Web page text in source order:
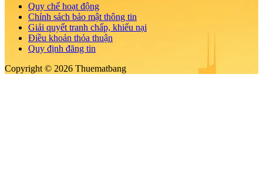
Quy chế hoạt động
Chính sách bảo mật thông tin
Giải quyết tranh chấp, khiếu nại
Điều khoản thỏa thuận
Quy định đăng tin
Copyright © 2026 Thuematbang